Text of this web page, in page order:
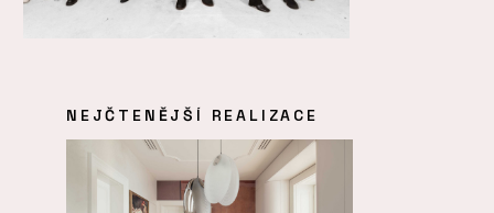
NEJČTENĚJŠÍ REALIZACE